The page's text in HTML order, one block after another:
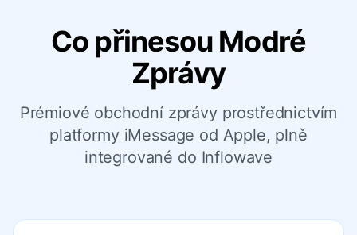
Co přinesou Modré
Zprávy
Prémiové obchodní zprávy prostřednictvím
platformy iMessage od Apple, plně
integrované do Inflowave